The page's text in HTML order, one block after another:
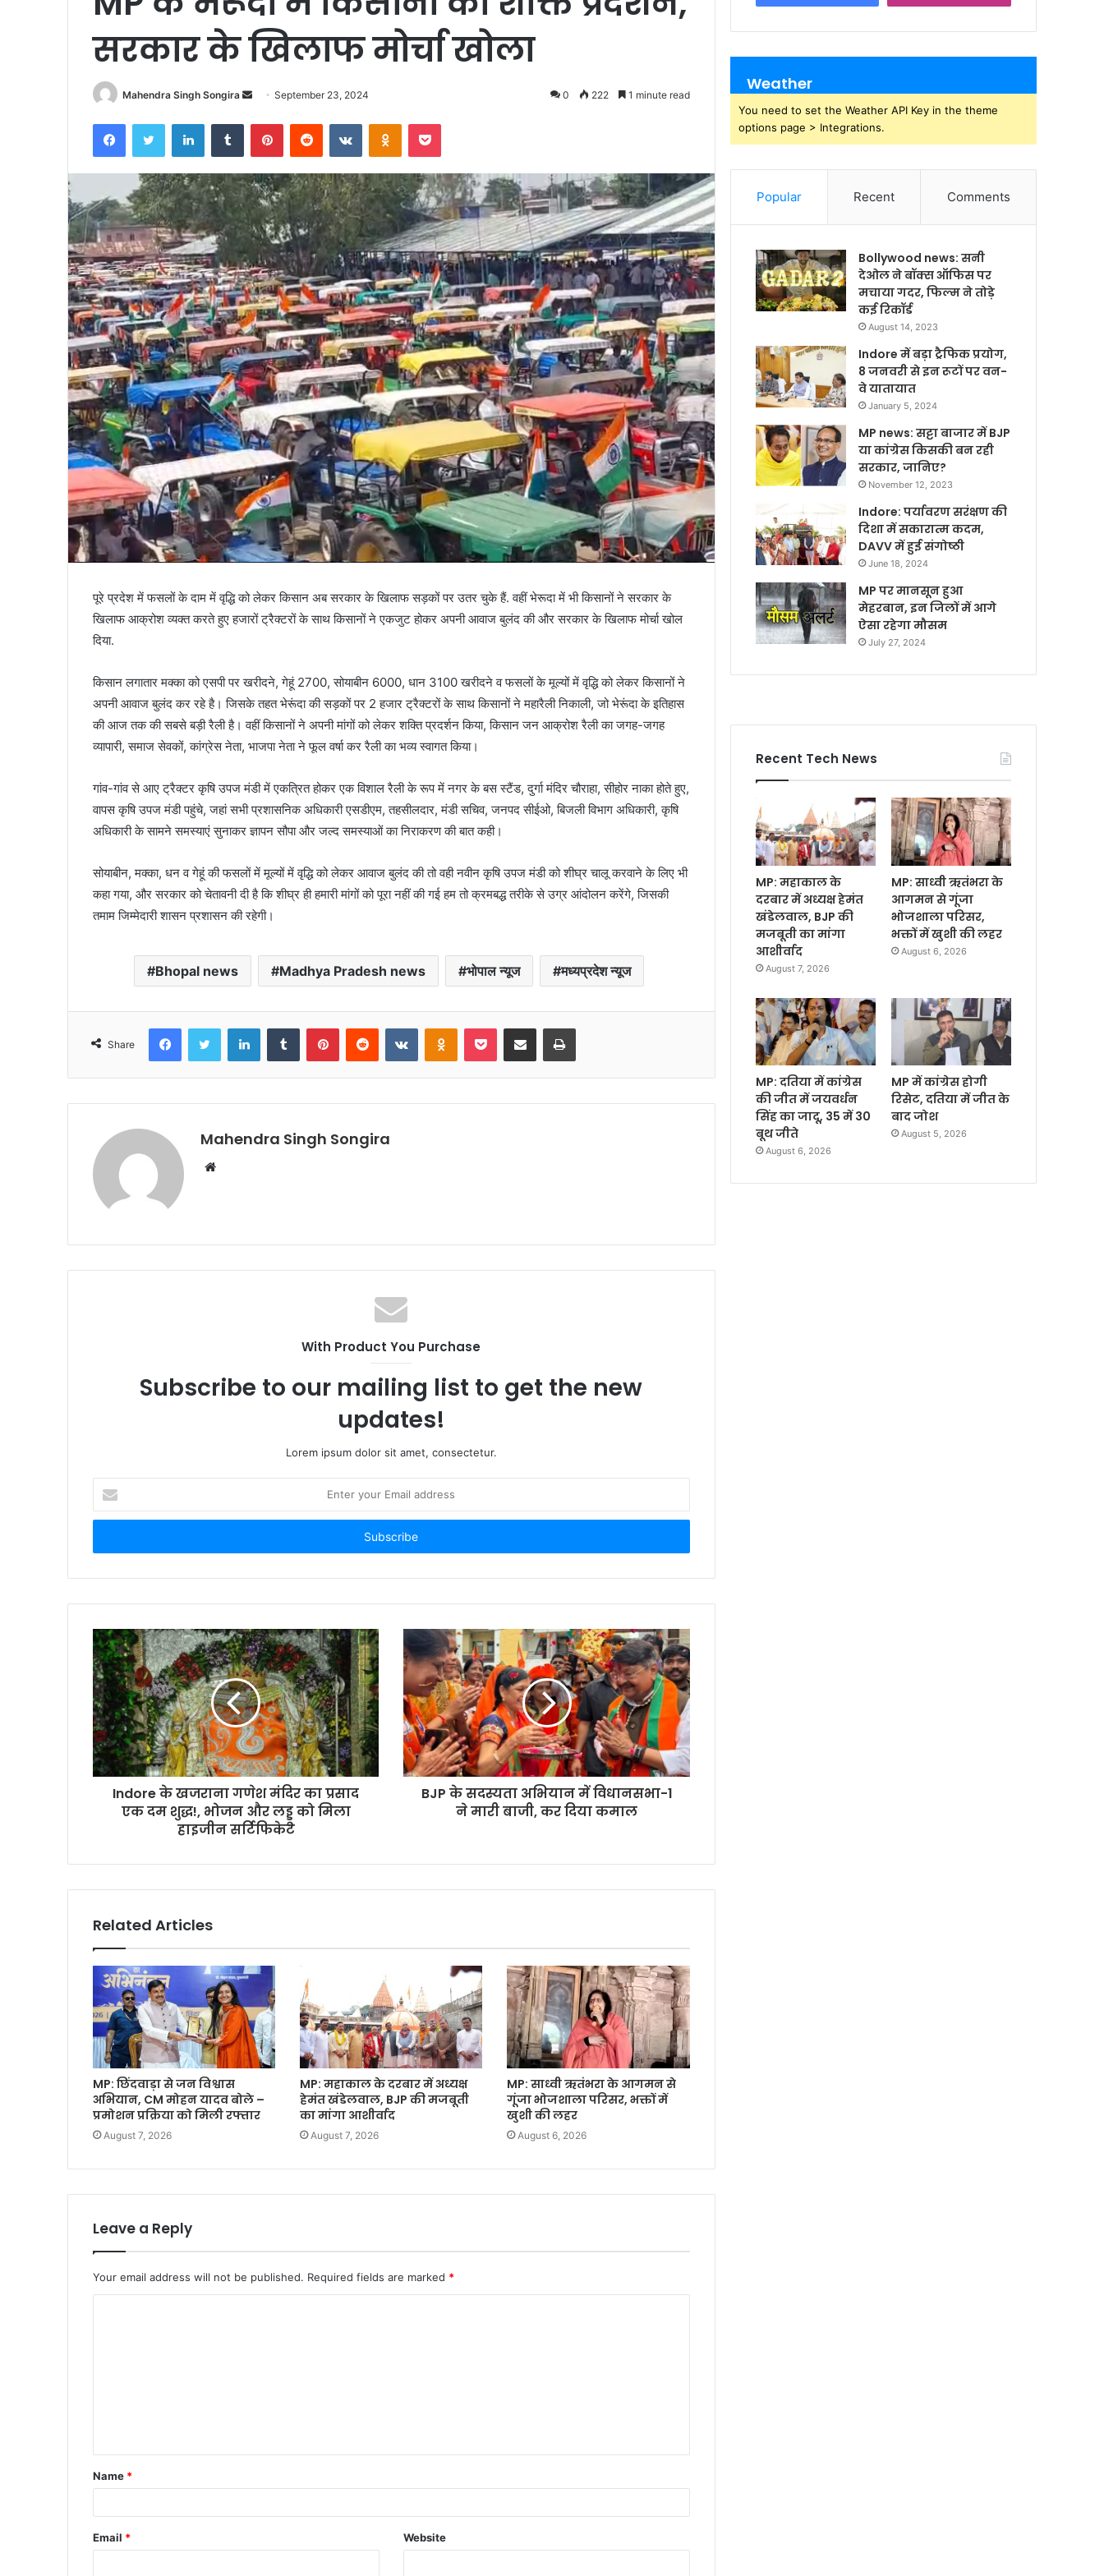
सरकार के खिलाफ मोर्चा खोला
Mahendra Singh Songira
Send
email
September 23, 2024 0 222 1 minute read
FacebookTwitter LinkedInTumblr PinterestReddit VKontakteOdnoklassniki
Pocket
पूरे प्रदेश में फसलों के दाम में वृद्धि को लेकर किसान अब सरकार के खिलाफ सड़कों पर उतर चुके हैं. वहीं भेरूदा में भी किसानों ने सरकार के
खिलाफ आक्रोश व्यक्त करते हुए हजारों ट्रैक्टरों के साथ किसानों ने एकजुट होकर अपनी आवाज बुलंद की और सरकार के खिलाफ मोर्चा खोल
दिया.
किसान लगातार मक्का को एसपी पर खरीदने, गेहूं 2700, सोयाबीन 6000, धान 3100 खरीदने व फसलों के मूल्यों में वृद्धि को लेकर किसानों ने
अपनी आवाज बुलंद कर रहे है। जिसके तहत भेरूंदा की सड़कों पर 2 हजार ट्रैक्टरों के साथ किसानों ने महारैली निकाली, जो भेरूंदा के इतिहास
की आज तक की सबसे बड़ी रैली है। वहीं किसानों ने अपनी मांगों को लेकर शक्ति प्रदर्शन किया, किसान जन आक्रोश रैली का जगह-जगह
व्यापारी, समाज सेवकों, कांग्रेस नेता, भाजपा नेता ने फूल वर्षा कर रैली का भव्य स्वागत किया।
गांव-गांव से आए ट्रैक्टर कृषि उपज मंडी में एकत्रित होकर एक विशाल रैली के रूप में नगर के बस स्टैंड, दुर्गा मंदिर चौराहा, सीहोर नाका होते हुए,
वापस कृषि उपज मंडी पहुंचे, जहां सभी प्रशासनिक अधिकारी एसडीएम, तहसीलदार, मंडी सचिव, जनपद सीईओ, बिजली विभाग अधिकारी, कृषि
अधिकारी के सामने समस्याएं सुनाकर ज्ञापन सौपा और जल्द समस्याओं का निराकरण की बात कही।
सोयाबीन, मक्का, धन व गेहूं की फसलों में मूल्यों में वृद्धि को लेकर आवाज बुलंद की तो वही नवीन कृषि उपज मंडी को शीघ्र चालू करवाने के लिए भी
कहा गया, और सरकार को चेतावनी दी है कि शीघ्र ही हमारी मांगों को पूरा नहीं की गई हम तो क्रमबद्ध तरीके से उग्र आंदोलन करेंगे, जिसकी
तमाम जिम्मेदारी शासन प्रशासन की रहेगी।
Bhopal news Madhya Pradesh news भोपाल न्यूज मध्यप्रदेश न्यूज
Share
FacebookTwitter LinkedInTumblr PinterestReddit VKontakteOdnoklassniki
Pocket Share via Email Print
Mahendra Singh Songira
Website
With Product You Purchase
Subscribe to our mailing list to get the new
updates!
Lorem ipsum dolor sit amet, consectetur.
your
Email
Indore के खजराना गणेश मंदिर का प्रसाद
एक दम शुद्ध!, भोजन और लड्डू को मिला
हाइजीन सर्टिफिकेट
BJP के सदस्यता अभियान में विधानसभा-1
ने मारी बाजी, कर दिया कमाल
Related Articles
MP: छिंदवाड़ा से जन विश्वास
अभियान, CM मोहन यादव बोले –
प्रमोशन प्रक्रिया को मिली रफ्तार
August 7, 2026
MP: महाकाल के दरबार में अध्यक्ष
हेमंत खंडेलवाल, BJP की मजबूती
का मांगा आशीर्वाद
August 7, 2026
MP: साध्वी ऋतंभरा के आगमन से
गूंजा भोजशाला परिसर, भक्तों में
खुशी की लहर
August 6, 2026
Leave a Reply
Your email address will not be published. Required fields are marked *
t
*
Name *
Email * Website
Weather
You need to set the Weather API Key in the theme
options page > Integrations.
Popular Recent Comments
Bollywood news: सनी
देओल ने बॉक्स ऑफिस पर
मचाया गदर, फिल्म ने तोड़े
कई रिकॉर्ड
August 14, 2023
Indore में बड़ा ट्रैफिक प्रयोग,
8 जनवरी से इन रूटों पर वन-
वे यातायात
January 5, 2024
MP news: सट्टा बाजार में BJP
या कांग्रेस किसकी बन रही
सरकार, जानिए?
November 12, 2023
Indore: पर्यावरण सरंक्षण की
दिशा में सकारात्म कदम,
DAVV में हुई संगोष्ठी
June 18, 2024
MP पर मानसून हुआ
मेहरबान, इन जिलों में आगे
ऐसा रहेगा मौसम
July 27, 2024
Recent Tech News
MP: महाकाल के
दरबार में अध्यक्ष हेमंत
खंडेलवाल, BJP की
मजबूती का मांगा
आशीर्वाद
August 7, 2026
MP: साध्वी ऋतंभरा के
आगमन से गूंजा
भोजशाला परिसर,
भक्तों में खुशी की लहर
August 6, 2026
MP: दतिया में कांग्रेस
की जीत में जयवर्धन
सिंह का जादू, 35 में 30
बूथ जीते
August 6, 2026
MP में कांग्रेस होगी
रिसेट, दतिया में जीत के
बाद जोश
August 5, 2026